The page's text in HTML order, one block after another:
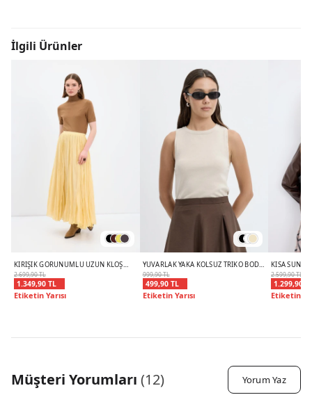
İlgili Ürünler
KIRIŞIK GÖRÜNÜMLÜ UZUN KLOŞ
ETEK SARI
2.699,90 TL
1.349,90 TL
Etiketin Yarısı
YUVARLAK YAKA KOLSUZ TRIKO BODY
TAŞ
999,90 TL
499,90 TL
Etiketin Yarısı
KISA SUNI
2.599,90 TL
1.299,90
Etiketin
Müşteri Yorumları (12) Yorum Yaz